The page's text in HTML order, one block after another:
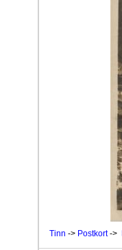
Tinn -> Postkort->